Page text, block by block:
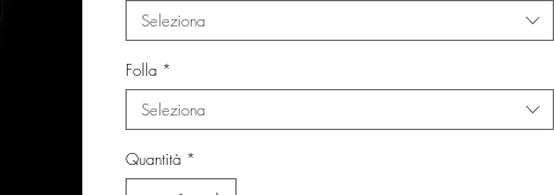
Seleziona
Folla *
Seleziona
Quantità *